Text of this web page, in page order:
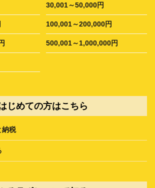
30,001～50,000円
100,001～200,000円
500,001～1,000,000円
じめての方はこちら
納税